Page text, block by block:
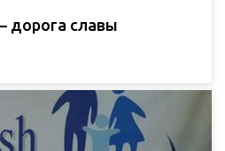
дорога славы